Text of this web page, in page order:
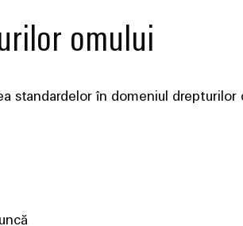
omului
standardelor în domeniul drepturilor